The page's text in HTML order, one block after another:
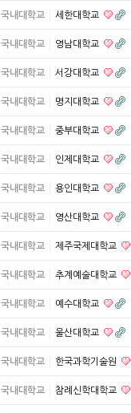
국내대학교 세한대학교
국내대학교 영남대학교
국내대학교 서강대학교
국내대학교 명지대학교
국내대학교 중부대학교
국내대학교 인제대학교
국내대학교 용인대학교
국내대학교 영산대학교
국내대학교 제주국제대학교
국내대학교 추계예술대학교
국내대학교 예수대학교
국내대학교 울산대학교
국내대학교 한국과학기술원
국내대학교 참례신학대학교